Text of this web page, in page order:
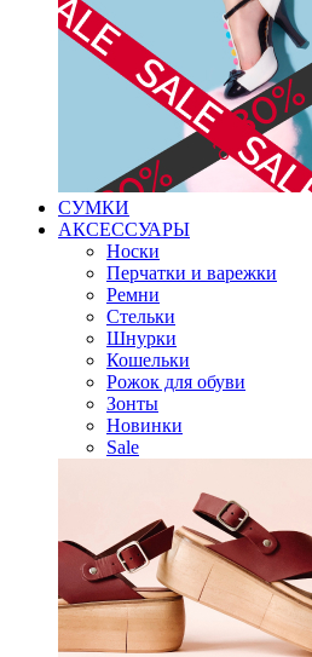
СУМКИ
АКСЕССУАРЫ
Носки
Перчатки и варежки
Ремни
Стельки
Шнурки
Кошельки
Рожок для обуви
Зонты
Новинки
Sale